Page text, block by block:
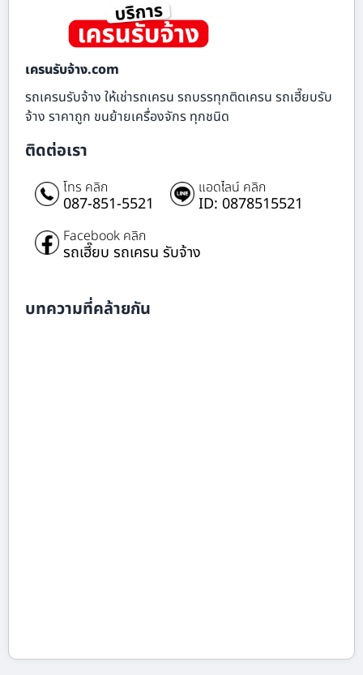
เครนรับจ้าง.com
รถเครนรับจ้าง ให้เช่ารถเครน รถบรรทุกติดเครน รถเฮี๊ยบรับ
จ้าง ราคาถูก ขนย้ายเครื่องจักร ทุกชนิด
ติดต่อเรา
โทร คลิก
087-851-5521
แอดไลน์ คลิก
ID: 0878515521
Facebook คลิก
รถเฮี๊ยบ รถเครน รับจ้าง
บทความที่คล้ายกัน